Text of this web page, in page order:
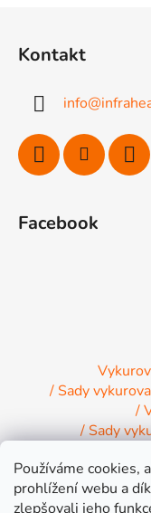
Používáme cookies,
prohlížení webu a
zlepšovali jeho
Kontakt
info@
Facebook
/ Sady
/
/ Sady
/ Inštalačný
/